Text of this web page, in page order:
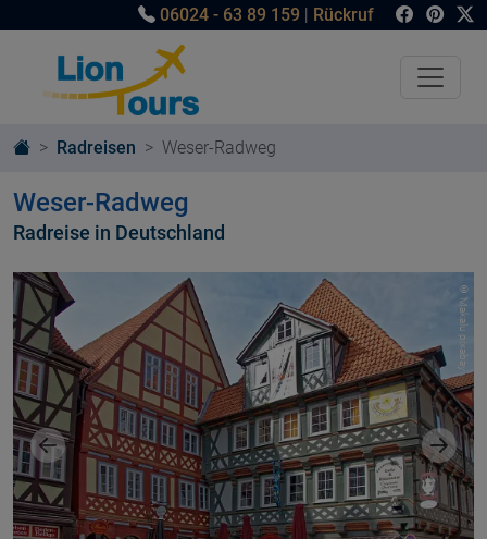
06024 - 63 89 159 | Rückruf
Radreisen Weser-Radweg
Weser-Radweg
Radreise in Deutschland
© Makalu pixabay
Vorheriges Bild